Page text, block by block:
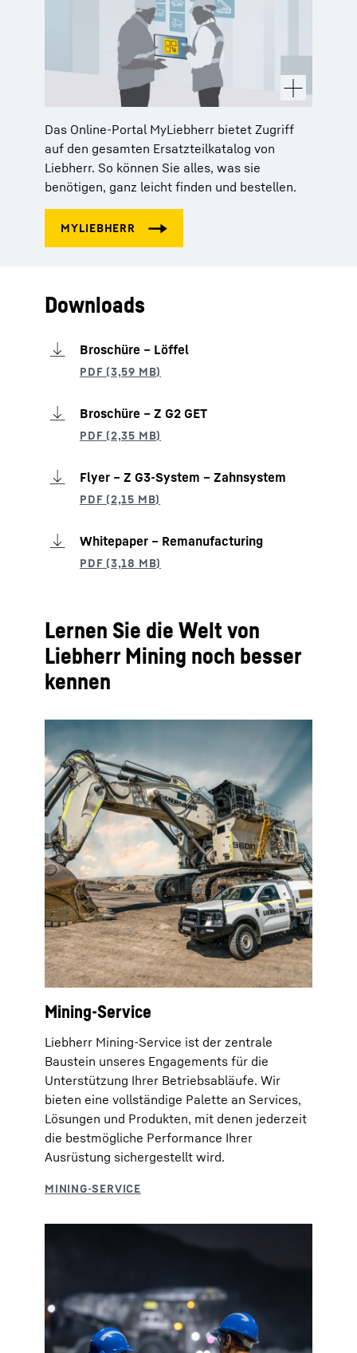
Das Online-Portal MyLiebherr bietet Zugriff
auf den gesamten Ersatzteilkatalog von
Liebherr. So können Sie alles, was sie
benötigen, ganz leicht finden und bestellen.
Downloads
Broschüre – Löffel
Broschüre – Z G2 GET
Flyer – Z G3-System – Zahnsystem
Whitepaper – Remanufacturing
Lernen Sie die Welt von
Liebherr Mining noch besser
kennen
Mining-Service
Liebherr Mining-Service ist der zentrale
Baustein unseres Engagements für die
Unterstützung Ihrer Betriebsabläufe. Wir
bieten eine vollständige Palette an Services,
Lösungen und Produkten, mit denen jederzeit
die bestmögliche Performance Ihrer
Ausrüstung sichergestellt wird.